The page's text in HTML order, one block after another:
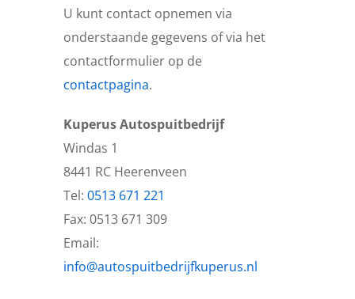
U kunt contact opnemen via
onderstaande gegevens of via het
contactformulier op de
contactpagina.
Kuperus Autospuitbedrijf
Windas 1
8441 RC Heerenveen
Tel: 0513 671 221
Fax: 0513 671 309
Email:
info@autospuitbedrijfkuperus.nl